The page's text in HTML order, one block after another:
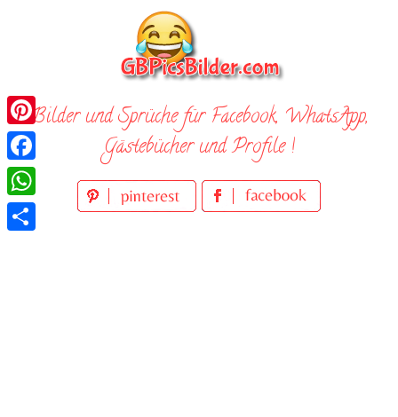
Bilder und Sprüche für Facebook, WhatsApp,
Gästebücher und Profile !
Pinterest
Facebook
WhatsApp